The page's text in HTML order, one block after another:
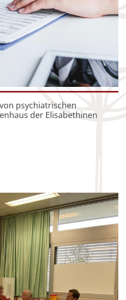
psychiatrischen
der Elisabethinen